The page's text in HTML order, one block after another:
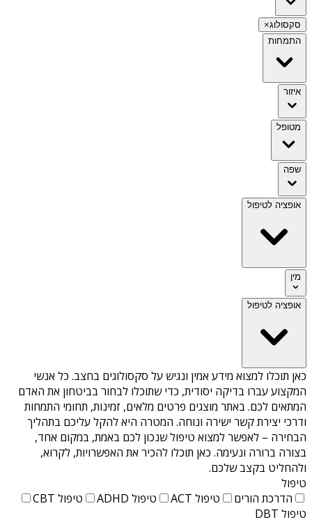
סקסולוג×
התמחות
איזור
מטופל
שפה
אופציה לטיפול
מין
אופציה לטיפול
כאן תוכלו למצוא מידע אמין ונגיש על סקסולוגים בחצב. כל אנשי
המקצוע עברו בדיקה יסודית, כדי שתוכלו לבחור בביטחון את האדם
המתאים לכם. באתר מוצגים פרטים מלאים, זמינות, תחומי התמחות
ודרכי יצירת קשר ישירה ונוחה. המטרה היא להקל עליכם בתהליך
הבחירה – לאפשר למצוא טיפול שנכון לכם באמת, במקום אחד,
בצורה ברורה ונעימה. כאן תוכלו להכיר את האפשרויות, לקרוא,
ולהחליט בקצב שלכם.
טיפול
הדרכת הורים
טיפול ACT טיפול ADHD
טיפול CBT
טיפול DBT